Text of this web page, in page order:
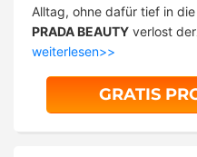
Alltag, ohne dafür tief in
PRADA BEAUTY verlost
weiterlesen>>
GRATIS